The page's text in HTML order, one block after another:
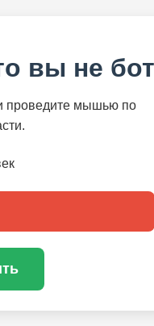
вы не бот
проведите мышью по